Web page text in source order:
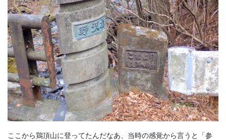
ここから鶏頂山に登ってたんだなあ、当時の感覚から言うと「参